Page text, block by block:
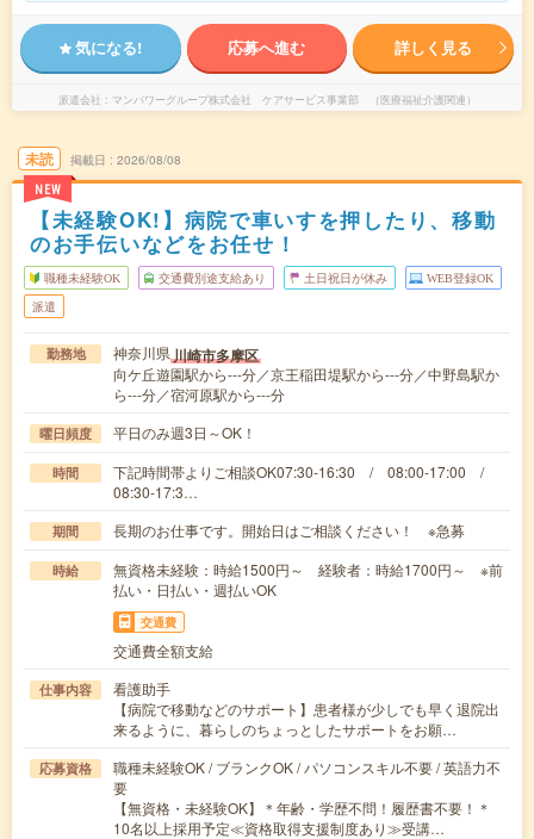
気になる! 応募へ進む 詳しく見る
派遣会社 マンパワーグループ株式会社 ケアサービス事業部 （医療福祉介護関連）
未読
NEW
掲載日 2026/08/08
【未経験OK!】病院で車いすを押したり、移動
のお手伝いなどをお任せ！
職種未経験OK 交通費別途支給あり 土日祝日が休み WEB登録OK
派遣
勤務地 神奈川県川崎市多摩区
向ケ丘遊園駅から---分／京王稲田堤駅から---分／中野島駅か
ら---分／宿河原駅から---分
曜日頻度 平日のみ週3日～OK！
時間
下記時間帯よりご相談OK07:30-16:30 / 08:00-17:00 /
08:30-17:3…
期間 長期のお仕事です。開始日はご相談ください！ ※急募
時給
無資格未経験：時給1500円～ 経験者：時給1700円～ ※前
払い・日払い・週払いOK
交通費
交通費全額支給
仕事内容
看護助手
【病院で移動などのサポート】患者様が少しでも早く退院出
来るように、暮らしのちょっとしたサポートをお願…
応募資格
職種未経験OK / ブランクOK / パソコンスキル不要 / 英語力不
要
【無資格・未経験OK】＊年齢・学歴不問！履歴書不要！＊
10名以上採用予定≪資格取得支援制度あり≫受講…